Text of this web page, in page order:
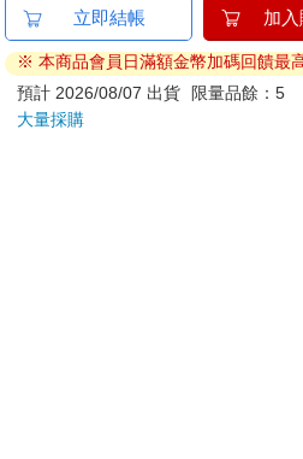
金石堂及銀行均不會請您操作
ATM提款機，請不要聽從指示，以
退換貨須知：
**提醒您，鑑賞期不等於試用期，
立即結帳 加
※ 本商品會員日滿額金幣加碼回饋最
預計 2026/08/07 出貨
限量品餘：5
大量採購